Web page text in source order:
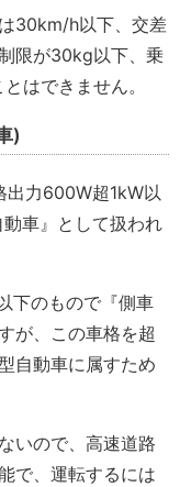
30km/h以下、交差
限が30kg以下、乗
はできません。
)
力600W超1kW以
車』として扱われ
下のもので『側車
が、この車格を超
自動車に属すため
いので、高速道路
で、運転するには